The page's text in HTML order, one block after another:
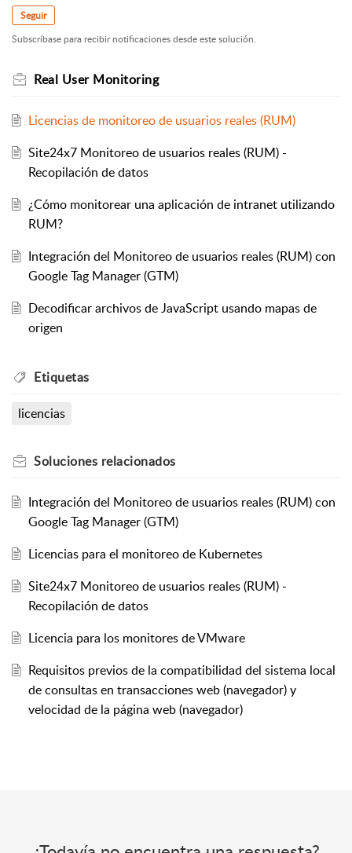
Seguir
Subscríbase para recibir notificaciones desde este solución.
Real User Monitoring
Licencias de monitoreo de usuarios reales (RUM)
Site24x7 Monitoreo de usuarios reales (RUM) -
Recopilación de datos
¿Cómo monitorear una aplicación de intranet utilizando
RUM?
Integración del Monitoreo de usuarios reales (RUM) con
Google Tag Manager (GTM)
Decodificar archivos de JavaScript usando mapas de
origen
Etiquetas
licencias
Soluciones relacionados
Integración del Monitoreo de usuarios reales (RUM) con
Google Tag Manager (GTM)
Licencias para el monitoreo de Kubernetes
Site24x7 Monitoreo de usuarios reales (RUM) -
Recopilación de datos
Licencia para los monitores de VMware
Requisitos previos de la compatibilidad del sistema local
de consultas en transacciones web (navegador) y
velocidad de la página web (navegador)